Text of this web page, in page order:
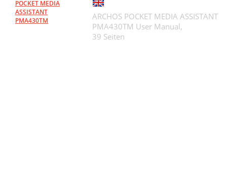
POCKET MEDIA
ASSISTANT
PMA430TM
ARCHOS POCKET MEDIA ASSISTANT
PMA430TM User Manual,
39 Seiten